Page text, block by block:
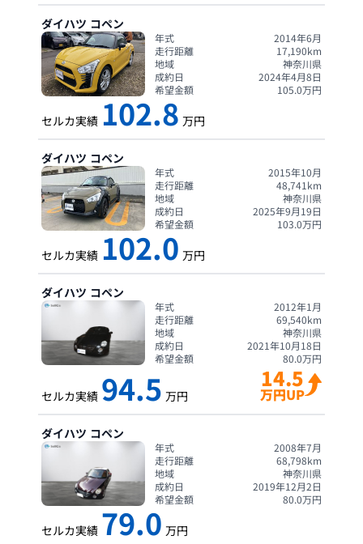
ダイハツ コペン
年式
2014年6月
走行距離
17,190km
地域
神奈川県
成約日
2024年4月8日
希望金額
105.0万円
セルカ実績 102.8 万円
ダイハツ コペン
年式
2015年10月
走行距離
48,741 km
地域
神奈川県
成約日
2025年9月19日
希望金額
103.0万円
セルカ実績 102.0 万円
ダイハツ コペン
年式
2012年1月
走行距離
69,540km
地域
神奈川県
成約日
2021年10月18日
希望金額
80.0万円
セルカ実績 94.5 万円
14.5
万円UP
ダイハツ コペン
年式
2008年7月
走行距離
68,798km
地域
神奈川県
成約日
2019年12月2日
希望金額
80.0万円
セルカ実績 79.0 万円